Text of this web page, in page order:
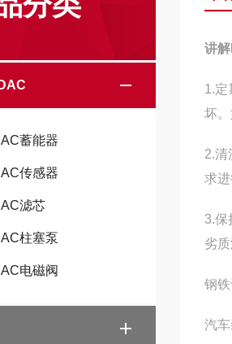
蓄能器
传感器
滤芯
柱塞泵
电磁阀
讲
1.
坏
2.清
求
3.保
劣
钢
汽